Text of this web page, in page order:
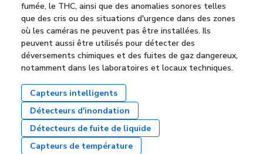
fumée, le THC, ainsi que des anomalies sonores telles
que des cris ou des situations d'urgence dans des zones
où les caméras ne peuvent pas être installées. Ils
peuvent aussi être utilisés pour détecter des
déversements chimiques et des fuites de gaz dangereux,
notamment dans les laboratoires et locaux techniques.
Capteurs intelligents
Détecteurs d'inondation
Détecteurs de fuite de liquide
Capteurs de température